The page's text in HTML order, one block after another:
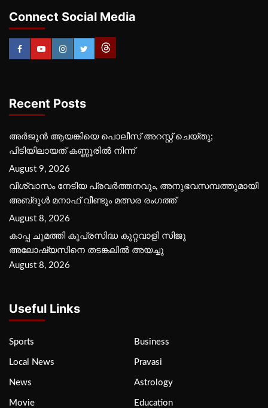
Connect Social Media
Recent Posts
അർജുൻ ആയങ്കിയെ പൊലീസ് അറസ്റ്റ് ചെയ്‌തു;
പിടിയിലായത് കണ്ണൂരിൽ നിന്ന്
August 9, 2026
വിശ്വാസം നേടിയ പ്രവർത്തനവും, അനുഭവസമ്പത്തുമായി
അബ്‌ദുൾ മനാഫ് വീണ്ടും മത്സര രംഗത്ത്
August 8, 2026
കാപ്പ ചുമത്തി കുപ്രസിദ്ധ കുറ്റവാളി സിജു
അലോഷ്യസിനെ തടങ്കലിൽ അയച്ചു
August 8, 2026
Useful Links
Sports Business
Local News Pravasi
News Astrology
Movie Education